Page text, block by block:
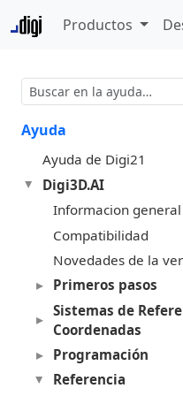
Productos
Ayuda
Ayuda de Digi21
Digi3D.AI
Informacion
Compatibilidad
Novedades de la
Primeros pasos
Sistemas de
Coordenadas
Programación
Referencia